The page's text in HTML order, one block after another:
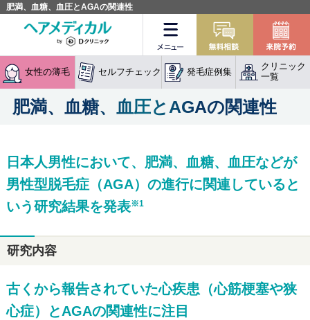
肥満、血糖、血圧とAGAの関連性
無料相談
女性の薄毛 セルフチェック 発毛症例集
クリニック
一覧
肥満、血糖、血圧とAGAの関連性
日本人男性において、肥満、血糖、血圧などが
男性型脱毛症（AGA）の進行に関連していると
いう研究結果を発表※1
研究内容
古くから報告されていた心疾患（心筋梗塞や狭
心症）とAGAの関連性に注目